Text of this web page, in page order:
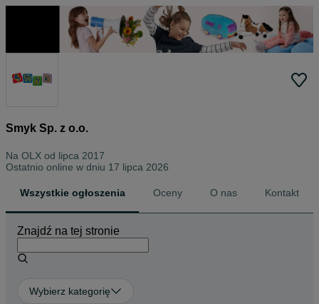
Smyk Sp. z o.o.
Na OLX od lipca 2017
Ostatnio online w dniu 17 lipca 2026
Wszystkie ogłoszenia Oceny O nas Kontakt
Znajdź na tej stronie
Wybierz kategorię